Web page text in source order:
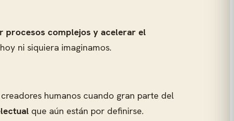
procesos complejos y acelerar el
ni siquiera imaginamos.
humanos cuando gran parte del
que aún están por definirse.